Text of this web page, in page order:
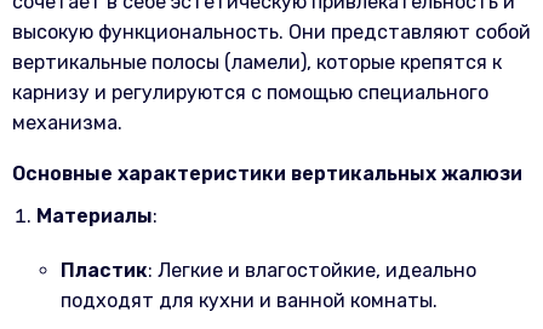
высокую функциональность. Они представляют собой
вертикальные полосы (ламели), которые крепятся к
карнизу и регулируются с помощью специального
механизма.
Основные характеристики вертикальных жалюзи
Материалы:
Пластик: Легкие и влагостойкие, идеально
подходят для кухни и ванной комнаты.